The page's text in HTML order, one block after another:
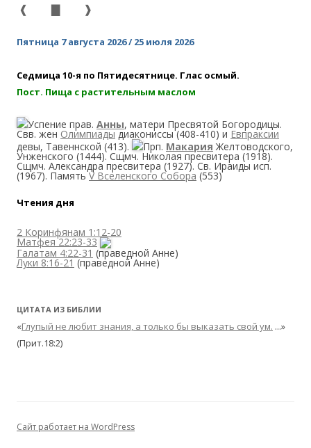
❰ ❱
Пятница 7 августа 2026 / 25 июля 2026
Седмица 10-я по Пятидесятнице. Глас осмый.
Пост. Пища с растительным маслом
Успение прав. Анны, матери Пресвятой Богородицы.
Свв. жен Олимпиадыдиакониссы (408-410) и Евпраксии
девы, Тавеннской (413).
Прп. Макария Желтоводского,
Унженского (1444). Сщмч. Николая пресвитера (1918).
Сщмч. Александра пресвитера (1927). Св. Ираиды исп.
(1967). ПамятьV Вселенского Собора (553)
Чтения дня
2 Коринфянам 1:12-20
Матфея 22:23-33
Галатам 4:22-31 (праведной Анне)
Луки 8:16-21 (праведной Анне)
ЦИТАТА ИЗ БИБЛИИ
«Глупый не любит знания, а только бы выказать свой ум. ...»
(Прит.18:2)
Сайт работает на WordPress